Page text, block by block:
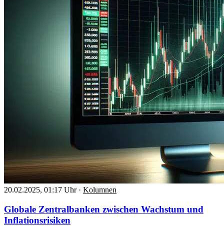
20.02.2025, 01:17 Uhr · Kolumnen
Globale Zentralbanken zwischen Wachstum und
Inflationsrisiken